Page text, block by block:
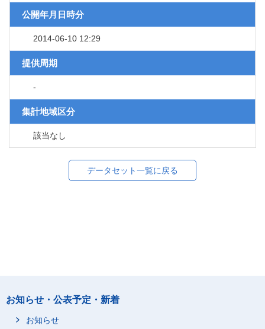
公開年月日時分
2014-06-10 12:29
提供周期
-
集計地域区分
該当なし
データセット一覧に戻る
お知らせ・公表予定・新着
お知らせ